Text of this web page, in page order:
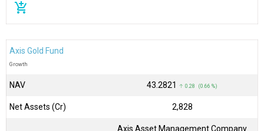
add_shopping_cart
Axis Gold Fund
Growth
NAV ₹43.2821 ↑ 0.28 (0.66 %)
Net Assets (Cr) ₹2,828
Axis Asset Management Company